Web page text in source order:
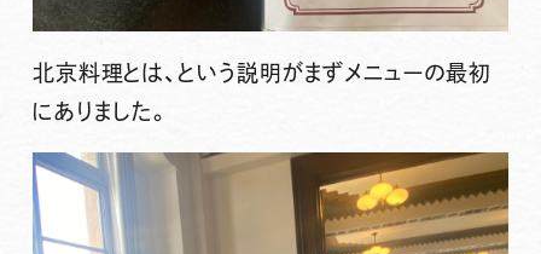
北京料理とは、という説明がまずメニューの最初
にありました。